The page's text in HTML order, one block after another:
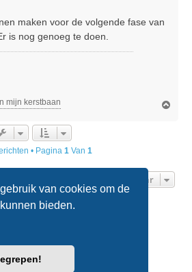
van cookies om de
bieden.
maken voor de volgende fase van
is nog genoeg te doen.
mijn kerstbaan
• Pagina 1Van 1
Ga Naar
© phpBB Limited
.